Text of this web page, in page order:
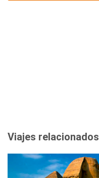
Viajes relacionados